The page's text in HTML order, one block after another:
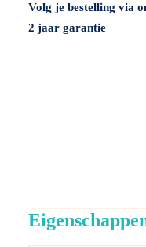
Volg je bestelling via
2 jaar garantie